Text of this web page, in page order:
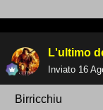
L'ultimo
Inviato 16
Birricchiu